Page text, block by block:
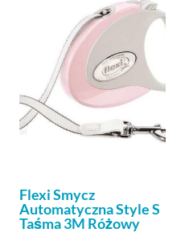
Flexi Smycz
Automatyczna Style S
Taśma 3M Różowy